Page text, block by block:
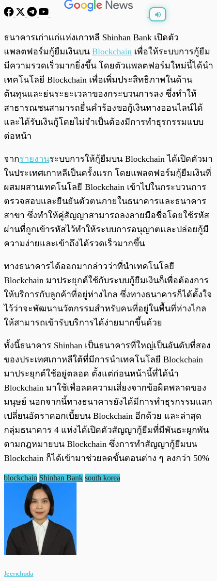
พร้อมเล่น 0:00
ธนาคารเก่าแก่แห่งเกาหลี Shinhan Bank เปิดตัว
แพลตฟอร์มกู้ยืมเงินบน Blockchain เพื่อให้ระบบการกู้ยืม
มีความรวดเร็วมากยิ่งขึ้น โดยตัวแพลตฟอร์มใหม่นี้ได้นำ
เทคโนโลยี Blockchain เพื่อเพิ่มประสิทธิภาพในด้าน
ต้นทุนและย่นระยะเวลาของกระบวนการลง ซึ่งทำให้
สาธารณชนสามารถยื่นคำร้องขอกู้เงินทางออนไลน์ได้
และได้รับเงินกู้โดยไม่จำเป็นต้องมีการทำธุรกรรมแบบ
ต่อหน้า
จากรายงานระบบการให้กู้ยืมบน Blockchain ได้เปิดตัวมา
ในประเทศเกาหลีเป็นครั้งแรก โดยแพลตฟอร์มกู้ยืมเงินที่
ผสมผสานเทคโนโลยี Blockchain เข้าไปในกระบวนการ
ตรวจสอบและยืนยันตัวตนภายในธนาคารและธนาคาร
สาขา ซึ่งทำให้คู่สัญญาสามารถลงลายมือชื่อโดยใช้รหัส
ผ่านที่ถูกเข้ารหัสไว้ทำให้ระบบการอนุญาตและปล่อยกู้มี
ความง่ายและเข้าถึงได้รวดเร็วมากขึ้น
ทางธนาคารได้ออกมากล่าวว่าที่นำเทคโนโลยี
Blockchain มาประยุกต์ใช้กับระบบกู้ยืมเงินก็เพื่อต้องการ
ให้บริการกับลูกค้าที่อยู่ห่างไกล ซึ่งทางธนาคารก็ได้ตั้งใจ
ไว้ว่าจะพัฒนานวัตกรรมสำหรับคนที่อยู่ในพื้นที่ห่างไกล
ให้สามารถเข้ารับบริการได้ง่ายมากขึ้นด้วย
ทั้งนี้ธนาคาร Shinhan เป็นธนาคารที่ใหญ่เป็นอันดับที่สอง
ของประเทศเกาหลีใต้ที่มีการนำเทคโนโลยี Blockchain
มาประยุกต์ใช้อยู่ตลอด ตั้งแต่ก่อนหน้านี้ที่ได้นำ
Blockchain มาใช้เพื่อลดความเสี่ยงจากข้อผิดพลาดของ
มนุษย์ นอกจากนี้ทางธนาคารยังได้มีการทำธุรกรรมแลก
เปลี่ยนอัตราดอกเบี้ยบน Blockchain อีกด้วย และล่าสุด
กลุ่มธนาคาร 4 แห่งได้เปิดตัวสัญญากู้ยืมที่มีพันธะผูกพัน
ตามกฎหมายบน Blockchain ซึ่งการทำสัญญากู้ยืมบน
Blockchain ก็ได้เข้ามาช่วยลดขั้นตอนต่าง ๆ ลงกว่า 50%
blockchain Shinhan Bank south korea
Jeerichuda